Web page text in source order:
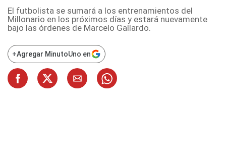
El futbolista se sumará a los entrenamientos del
Millonario en los próximos días y estará nuevamente
bajo las órdenes de Marcelo Gallardo.
+Agregar MinutoUno en